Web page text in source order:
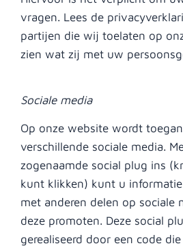
vragen. Lees de
partijen die wij toelaten op
zien wat zij met uw
Sociale media
Op onze website wordt
verschillende sociale media.
zogenaamde social plug ins
kunt klikken) kunt u
met anderen delen op sociale
deze promoten. Deze social
gerealiseerd door een code